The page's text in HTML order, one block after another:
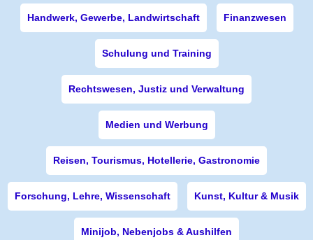
Handwerk, Gewerbe, Landwirtschaft Finanzwesen
Schulung und Training
Rechtswesen, Justiz und Verwaltung
Medien und Werbung
Reisen, Tourismus, Hotellerie, Gastronomie
Forschung, Lehre, Wissenschaft Kunst, Kultur & Musik
Minijob, Nebenjobs & Aushilfen